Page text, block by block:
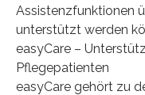
Assistenzfunktionen
unterstützt werden
easyCare –
Pflegepatienten
easyCare gehört zu